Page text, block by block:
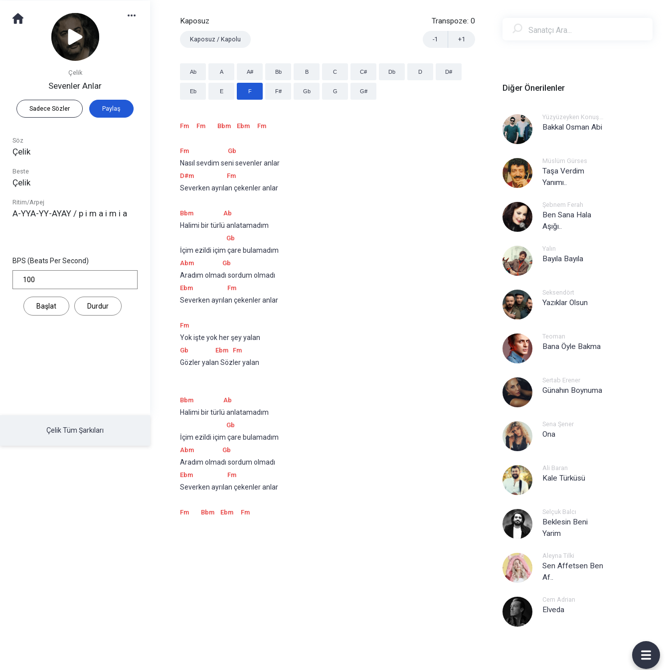
Çelik
Sevenler Anlar
Sadece Sözler Paylaş
Söz
Çelik
Beste
Çelik
Ritim/Arpej
A-YYA-YY-AYAY / p i m a i m i a
BPS (Beats Per Second)
Başlat Durdur
Çelik Tüm Şarkıları
Kaposuz
Kaposuz / Kapolu
Transpoze: 0
+1
-1
Ab A A# Bb B C C# Db D D#
Eb E F F# Gb G G#
Fm Fm Bbm Ebm Fm
Fm Gb
Nasıl sevdim seni sevenler anlar
D#m Fm
Severken ayrılan çekenler anlar
Bbm Ab
Halimi bir türlü anlatamadım
Gb
İçim ezildi içim çare bulamadım
Abm Gb
Aradım olmadı sordum olmadı
Ebm Fm
Severken ayrılan çekenler anlar
Fm
Yok işte yok her şey yalan
Gb Ebm Fm
Gözler yalan Sözler yalan
Bbm Ab
Halimi bir türlü anlatamadım
Gb
İçim ezildi içim çare bulamadım
Abm Gb
Aradım olmadı sordum olmadı
Ebm Fm
Severken ayrılan çekenler anlar
Fm Bbm Ebm Fm
Diğer Önerilenler
Yüzyüzeyken Konuşuruz
Bakkal Osman Abi
Müslüm Gürses
Taşa Verdim
Yanımı..
Şebnem Ferah
Ben Sana Hala
Aşığı..
Yalın
Bayıla Bayıla
Seksendört
Yazıklar Olsun
Teoman
Bana Öyle Bakma
Sertab Erener
Günahın Boynuma
Sena Şener
Ona
Ali Baran
Kale Türküsü
Selçuk Balcı
Beklesin Beni
Yarim
Aleyna Tilki
Sen Affetsen Ben
Af..
Cem Adrian
Elveda